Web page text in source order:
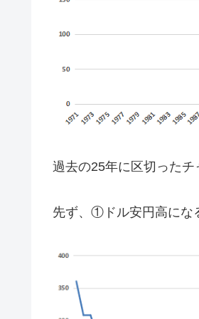
過去の25年に区切ったチ
先ず、①ドル安円高にな